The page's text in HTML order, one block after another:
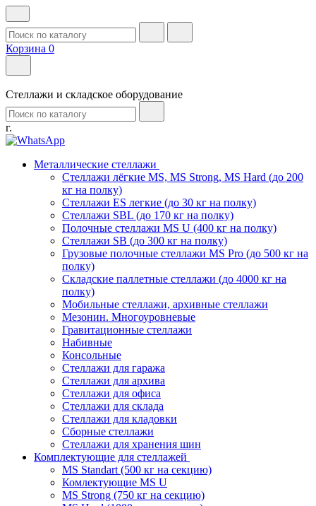
Корзина 0
Стеллажи и складское оборудование
г.
Металлические стеллажи
Стеллажи лёгкие MS, MS Strong, MS Hard (до 200
кг на полку)
Стеллажи ES легкие (до 30 кг на полку)
Стеллажи SBL (до 170 кг на полку)
Полочные стеллажи MS U (400 кг на полку)
Стеллажи SB (до 300 кг на полку)
Грузовые полочные стеллажи MS Pro (до 500 кг на
полку)
Складские паллетные стеллажи (до 4000 кг на
полку)
Мобильные стеллажи, архивные стеллажи
Мезонин. Многоуровневые
Гравитационные стеллажи
Набивные
Консольные
Стеллажи для гаража
Стеллажи для архива
Стеллажи для офиса
Стеллажи для склада
Стеллажи для кладовки
Сборные стеллажи
Стеллажи для хранения шин
Комплектующие для стеллажей
MS Standart (500 кг на секцию)
Комлектующие MS U
MS Strong (750 кг на секцию)